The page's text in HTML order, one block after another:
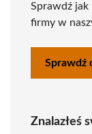
Sprawdź
firmy w
Sprawdź
Znalazłeś